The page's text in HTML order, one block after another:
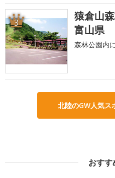
3
猿倉山
富山県
森林公園内
北陸のGW人気ス
おすす